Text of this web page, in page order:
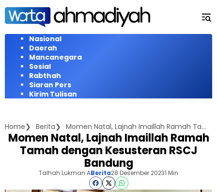
Langsung
konten
Nasional
Daerah
Mancanegara
Sosial
Rabthah
Siaran Pers
Kirim Tulisan
Home Berita Momen Natal, Lajnah Imaillah Ramah Tamah dengan Kesusteran RSCJ Bandung
Momen Natal, Lajnah Imaillah Ramah
Tamah dengan Kesusteran RSCJ
Bandung
Talhah Lukman ABerita28 Desember 20231 Min